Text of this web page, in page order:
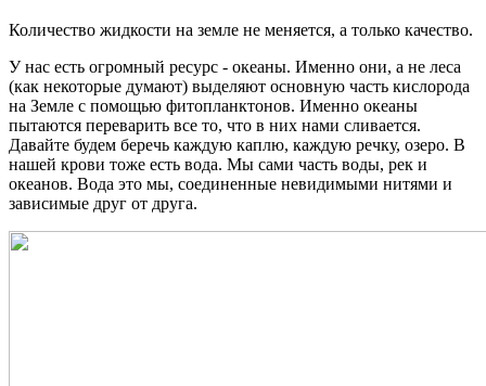
Количество жидкости на земле не меняется, а только качество.
У нас есть огромный ресурс - океаны. Именно они, а не леса
(как некоторые думают) выделяют основную часть кислорода
на Земле с помощью фитопланктонов. Именно океаны
пытаются переварить все то, что в них нами сливается.
Давайте будем беречь каждую каплю, каждую речку, озеро. В
нашей крови тоже есть вода. Мы сами часть воды, рек и
океанов. Вода это мы, соединенные невидимыми нитями и
зависимые друг от друга.